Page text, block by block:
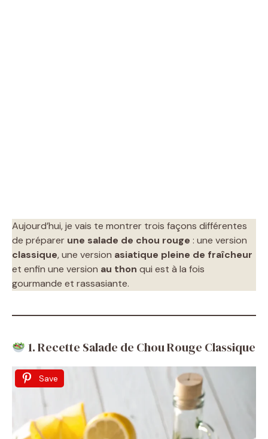
Aujourd’hui, je vais te montrer trois façons différentes
de préparer une salade de chou rouge : une version
classique, une version asiatique pleine de fraîcheur
et enfin une version au thon qui est à la fois
gourmande et rassasiante.
1. Recette Salade de Chou Rouge Classique
Save